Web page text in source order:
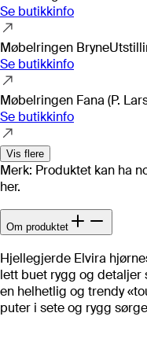
Se butikkinfo
Møbelringen Bryne
Se butikkinfo
Møbelringen Fana (P.
Se butikkinfo
Vis flere
Merk: Produktet kan ha
her.
Om produktet
Hjellegjerde Elvira
lett buet rygg og detaljer
en helhetlig og trendy
puter i sete og rygg